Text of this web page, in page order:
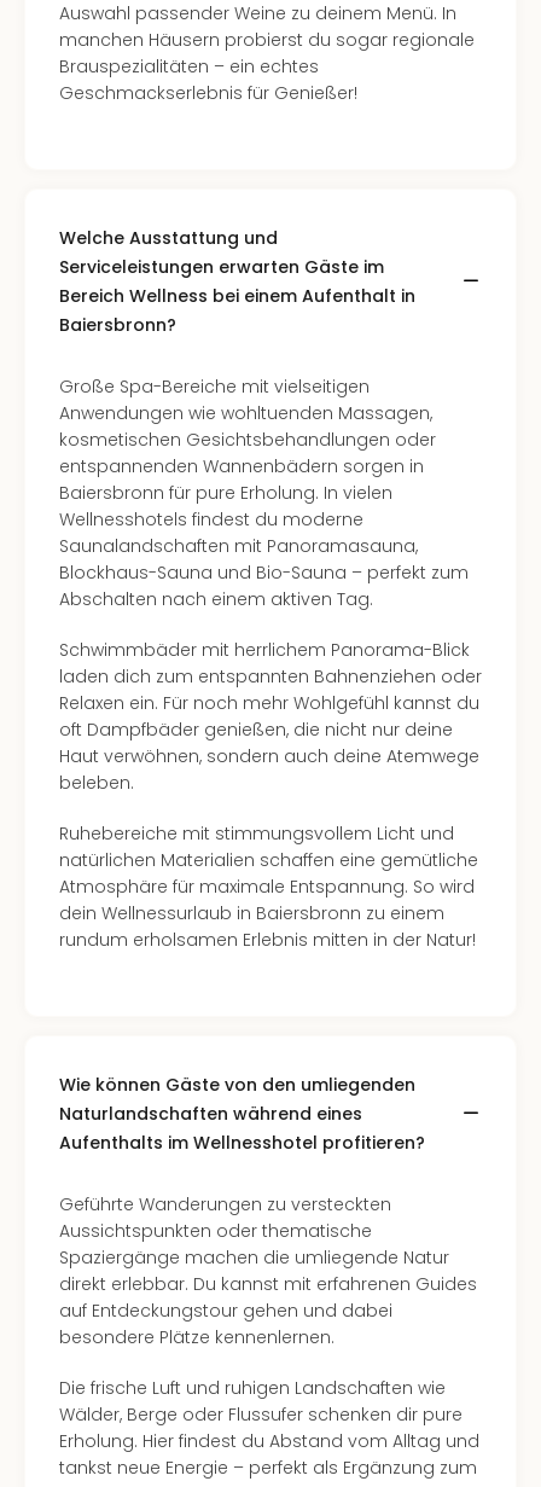
Auswahl passender Weine zu deinem Menü. In
manchen Häusern probierst du sogar regionale
Brauspezialitäten – ein echtes
Geschmackserlebnis für Genießer!
Welche Ausstattung und
Serviceleistungen erwarten Gäste im
Bereich Wellness bei einem Aufenthalt in
Baiersbronn?
Große Spa-Bereiche mit vielseitigen
Anwendungen wie wohltuenden Massagen,
kosmetischen Gesichtsbehandlungen oder
entspannenden Wannenbädern sorgen in
Baiersbronn für pure Erholung. In vielen
Wellnesshotels findest du moderne
Saunalandschaften mit Panoramasauna,
Blockhaus-Sauna und Bio-Sauna – perfekt zum
Abschalten nach einem aktiven Tag.
Schwimmbäder mit herrlichem Panorama-Blick
laden dich zum entspannten Bahnenziehen oder
Relaxen ein. Für noch mehr Wohlgefühl kannst du
oft Dampfbäder genießen, die nicht nur deine
Haut verwöhnen, sondern auch deine Atemwege
beleben.
Ruhebereiche mit stimmungsvollem Licht und
natürlichen Materialien schaffen eine gemütliche
Atmosphäre für maximale Entspannung. So wird
dein Wellnessurlaub in Baiersbronn zu einem
rundum erholsamen Erlebnis mitten in der Natur!
Wie können Gäste von den umliegenden
Naturlandschaften während eines
Aufenthalts im Wellnesshotel profitieren?
Geführte Wanderungen zu versteckten
Aussichtspunkten oder thematische
Spaziergänge machen die umliegende Natur
direkt erlebbar. Du kannst mit erfahrenen Guides
auf Entdeckungstour gehen und dabei
besondere Plätze kennenlernen.
Die frische Luft und ruhigen Landschaften wie
Wälder, Berge oder Flussufer schenken dir pure
Erholung. Hier findest du Abstand vom Alltag und
tankst neue Energie – perfekt als Ergänzung zum